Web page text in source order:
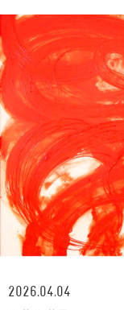
2026.04.04